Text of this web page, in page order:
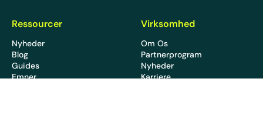
Ressourcer
Nyheder
Blog
Guides
Emner
Virksomhed
Om Os
Partnerprogram
Nyheder
Karriere